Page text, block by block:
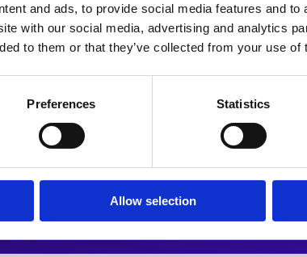
and ads, to provide social media features and
with our social media, advertising and analytics
to them or that they’ve collected from your use of
Preferences Statistics
Allow selection